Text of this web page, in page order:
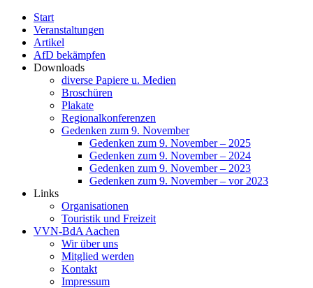
Start
Veranstaltungen
Artikel
AfD bekämpfen
Downloads
diverse Papiere u. Medien
Broschüren
Plakate
Regionalkonferenzen
Gedenken zum 9. November
Gedenken zum 9. November – 2025
Gedenken zum 9. November – 2024
Gedenken zum 9. November – 2023
Gedenken zum 9. November – vor 2023
Links
Organisationen
Touristik und Freizeit
VVN-BdA Aachen
Wir über uns
Mitglied werden
Kontakt
Impressum